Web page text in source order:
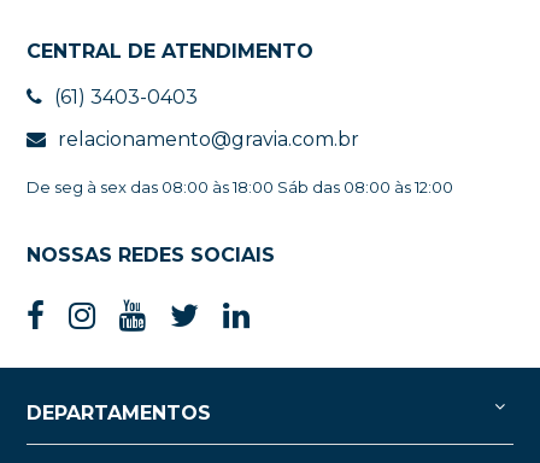
CENTRAL DE ATENDIMENTO
(61) 3403-0403
relacionamento@gravia.com.br
De seg à sex das 08:00 às 18:00 Sáb das 08:00 às 12:00
NOSSAS REDES SOCIAIS
DEPARTAMENTOS